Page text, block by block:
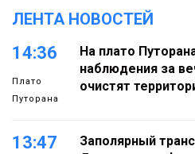
ЛЕНТА НОВОСТЕЙ
14:36
Плато
Путорана
На плато
наблюдения за
очистят
13:47
Заполярный